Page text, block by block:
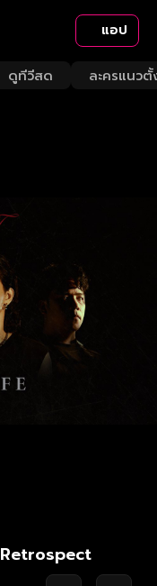
แอป
ดูทีวีสด ละครแนวตั้
ชีวิตหลังความตาย (Afterlife) - Retrospect